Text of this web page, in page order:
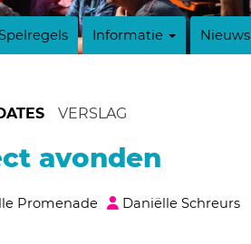
Informatie Nieuws
VERSLAG
avonden
Promenade Daniëlle Schreurs